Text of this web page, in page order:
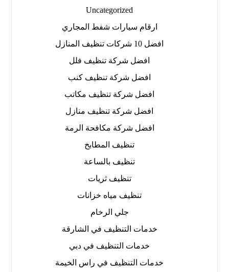
Uncategorized
ارقام سيارات شفط المجاري
افضل 10 شركات تنظيف المنازل
افضل شركة تنظيف فلل
افضل شركة تنظيف كنب
افضل شركة تنظيف مكاتب
افضل شركة تنظيف منازل
افضل شركة مكافحة الرمة
تنظيف المطابخ
تنظيف بالساعة
تنظيف ثريات
تنظيف مياه خزانات
جلي الرخام
خدمات التنظيف في الشارقة
خدمات التنظيف في دبي
خدمات التنظيف في راس الخيمة